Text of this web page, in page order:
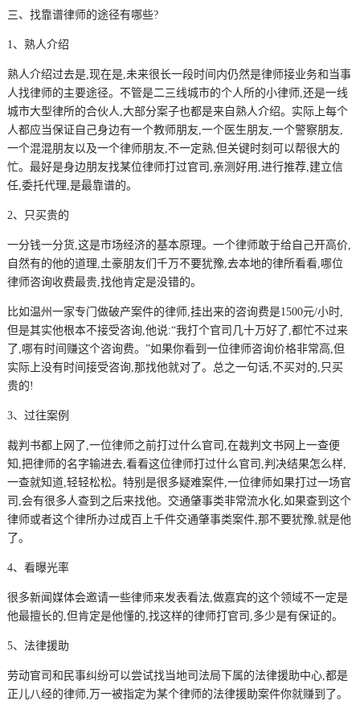
三、找靠谱律师的途径有哪些?
1、熟人介绍
熟人介绍过去是,现在是,未来很长一段时间内仍然是律师接业务和当事
人找律师的主要途径。不管是二三线城市的个人所的小律师,还是一线
城市大型律所的合伙人,大部分案子也都是来自熟人介绍。实际上每个
人都应当保证自己身边有一个教师朋友,一个医生朋友,一个警察朋友,
一个混混朋友以及一个律师朋友,不一定熟,但关键时刻可以帮很大的
忙。最好是身边朋友找某位律师打过官司,亲测好用,进行推荐,建立信
任,委托代理,是最靠谱的。
2、只买贵的
一分钱一分货,这是市场经济的基本原理。一个律师敢于给自己开高价,
自然有的他的道理,土豪朋友们千万不要犹豫,去本地的律所看看,哪位
律师咨询收费最贵,找他肯定是没错的。
比如温州一家专门做破产案件的律师,挂出来的咨询费是1500元/小时,
但是其实他根本不接受咨询,他说:“我打个官司几十万好了,都忙不过来
了,哪有时间赚这个咨询费。”如果你看到一位律师咨询价格非常高,但
实际上没有时间接受咨询,那找他就对了。总之一句话,不买对的,只买
贵的!
3、过往案例
裁判书都上网了,一位律师之前打过什么官司,在裁判文书网上一查便
知,把律师的名字输进去,看看这位律师打过什么官司,判决结果怎么样,
一查就知道,轻轻松松。特别是很多疑难案件,一位律师如果打过一场官
司,会有很多人查到之后来找他。交通肇事类非常流水化,如果查到这个
律师或者这个律所办过成百上千件交通肇事类案件,那不要犹豫,就是他
了。
4、看曝光率
很多新闻媒体会邀请一些律师来发表看法,做嘉宾的这个领域不一定是
他最擅长的,但肯定是他懂的,找这样的律师打官司,多少是有保证的。
5、法律援助
劳动官司和民事纠纷可以尝试找当地司法局下属的法律援助中心,都是
正儿八经的律师,万一被指定为某个律师的法律援助案件你就赚到了。